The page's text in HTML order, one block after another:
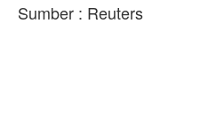
Sumber : Reuters